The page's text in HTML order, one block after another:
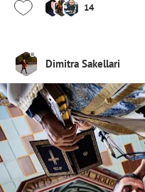
14
Dimitra Sakellari